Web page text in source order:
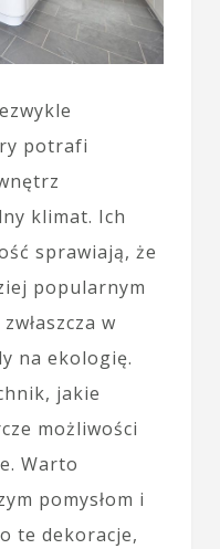
potrafi
klimat. Ich
sprawiają, że
popularnym
w
na ekologię.
jakie
możliwości
Warto
pomysłom i
te dekoracje,